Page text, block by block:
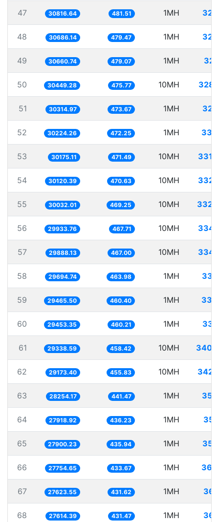
47 30816.64 481.51 1MH
48 30686.14 479.47 1MH
49 30660.74 479.07 1MH
50 30449.28 475.77 10MH
51 30314.97 473.67 1MH
52 30224.26 472.25 1MH
53 30175.11 471.49 10MH
54 30120.39 470.63 10MH
55 30032.01 469.25 10MH
56 29933.76 467.71 10MH
57 29888.13 467.00 10MH
58 29694.74 463.98 1MH
59 29465.50 460.40 1MH
60 29453.35 460.21 1MH
61 29338.59 458.42 10MH
62 29173.40 455.83 10MH
63 28254.17 441.47 1MH
64 27918.92 436.23 1MH
65 27900.23 435.94 1MH
66 27754.65 433.67 1MH
67 27623.55 431.62 1MH
68 27614.39 431.47 1MH